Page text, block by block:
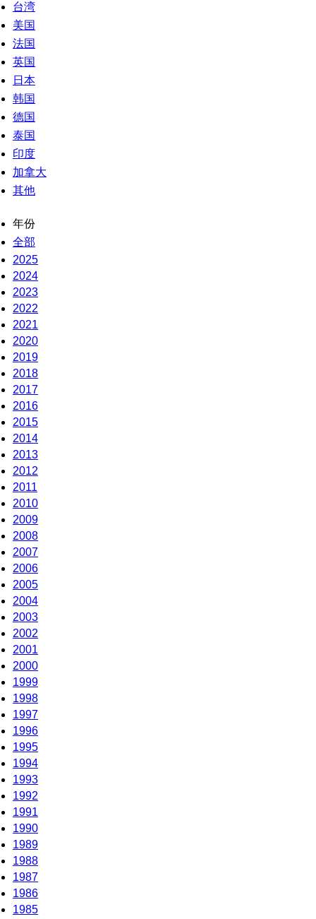
台湾
美国
法国
英国
日本
韩国
德国
泰国
印度
加拿大
其他
年份
全部
2025
2024
2023
2022
2021
2020
2019
2018
2017
2016
2015
2014
2013
2012
2011
2010
2009
2008
2007
2006
2005
2004
2003
2002
2001
2000
1999
1998
1997
1996
1995
1994
1993
1992
1991
1990
1989
1988
1987
1986
1985